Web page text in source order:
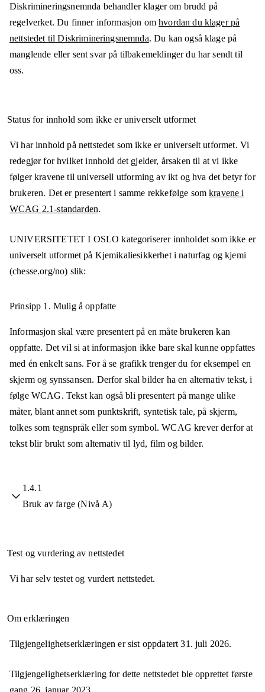
Diskrimineringsnemnda behandler klager om brudd på
regelverket. Du finner informasjon omhvordan du klager på
nettstedet til Diskrimineringsnemnda. Du kan også klage på
manglende eller sent svar på tilbakemeldinger du har sendt til
oss.
Status for innhold som ikke er universelt utformet
Vi har innhold på nettstedet som ikke er universelt utformet. Vi
redegjør for hvilket innhold det gjelder, årsaken til at vi ikke
følger kravene til universell utforming av ikt og hva det betyr for
brukeren. Det er presentert i samme rekkefølge somkravene i
WCAG 2.1-standarden.
UNIVERSITETET I OSLO kategoriserer innholdet som ikke er
universelt utformet på Kjemikaliesikkerhet i naturfag og kjemi
(chesse.org/no) slik:
Prinsipp 1. Mulig å oppfatte
Informasjon skal være presentert på en måte brukeren kan
oppfatte. Det vil si at informasjon ikke bare skal kunne oppfattes
med én enkelt sans. For å se grafikk trenger du for eksempel en
skjerm og synssansen. Derfor skal bilder ha en alternativ tekst, i
følge WCAG. Tekst kan også bli presentert på mange ulike
måter, blant annet som punktskrift, syntetisk tale, på skjerm,
tolkes som tegnspråk eller som symbol. WCAG krever derfor at
tekst blir brukt som alternativ til lyd, film og bilder.
1.4.1
Bruk av farge (Nivå A)
Test og vurdering av nettstedet
Vi har selv testet og vurdert nettstedet.
Om erklæringen
Tilgjengelighetserklæringen er sist oppdatert31. juli 2026.
Tilgjengelighetserklæring for dette nettstedet ble opprettet første